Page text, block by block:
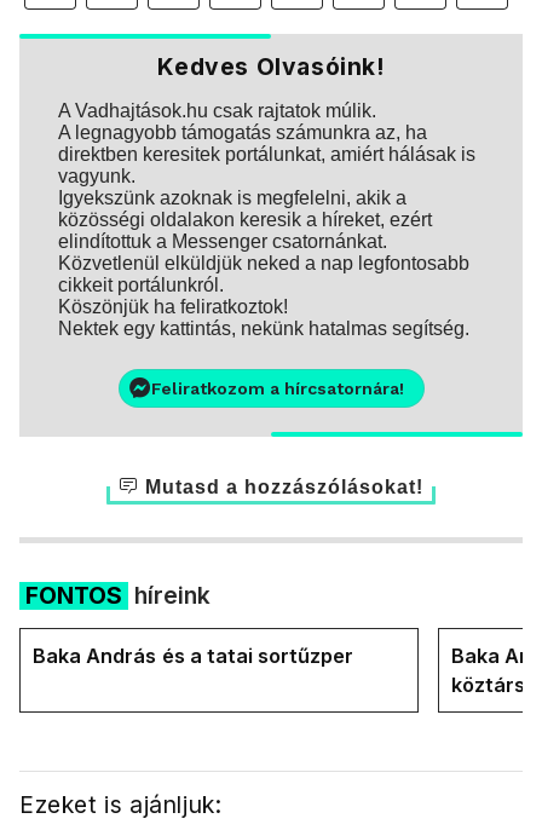
Kedves Olvasóink!
A Vadhajtások.hu csak rajtatok múlik.
A legnagyobb támogatás számunkra az, ha
direktben keresitek portálunkat, amiért hálásak is
vagyunk.
Igyekszünk azoknak is megfelelni, akik a
közösségi oldalakon keresik a híreket, ezért
elindítottuk a Messenger csatornánkat.
Közvetlenül elküldjük neked a nap legfontosabb
cikkeit portálunkról.
Köszönjük ha feliratkoztok!
Nektek egy kattintás, nekünk hatalmas segítség.
Feliratkozom a hírcsatornára!
Mutasd a hozzászólásokat!
FONTOS híreink
Baka András és a tatai sortűzper
Baka
Ezeket is ajánljuk: